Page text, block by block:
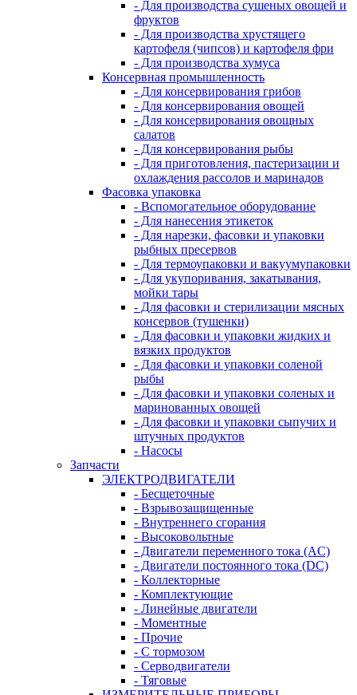
- Для производства сушеных овощей и
фруктов
- Для производства хрустящего
картофеля (чипсов) и картофеля фри
- Для производства хумуса
Консервная промышленность
- Для консервирования грибов
- Для консервирования овощей
- Для консервирования овощных
салатов
- Для консервирования рыбы
- Для приготовления, пастеризации и
охлаждения рассолов и маринадов
Фасовка упаковка
- Вспомогательное оборудование
- Для нанесения этикеток
- Для нарезки, фасовки и упаковки
рыбных пресервов
- Для термоупаковки и вакуумупаковки
- Для укупоривания, закатывания,
мойки тары
- Для фасовки и стерилизации мясных
консервов (тушенки)
- Для фасовки и упаковки жидких и
вязких продуктов
- Для фасовки и упаковки соленой
рыбы
- Для фасовки и упаковки соленых и
маринованных овощей
- Для фасовки и упаковки сыпучих и
штучных продуктов
- Насосы
Запчасти
ЭЛЕКТРОДВИГАТЕЛИ
- Бесщеточные
- Взрывозащищенные
- Внутреннего сгорания
- Высоковольтные
- Двигатели переменного тока (AC)
- Двигатели постоянного тока (DC)
- Коллекторные
- Комплектующие
- Линейные двигатели
- Моментные
- Прочие
- С тормозом
- Серводвигатели
- Тяговые